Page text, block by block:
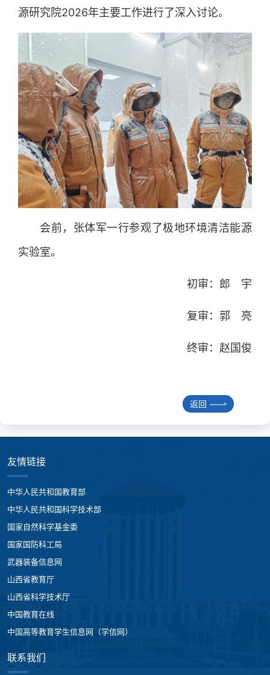
源研究院2026年主要工作进行了深入讨论。
会前，张体军一行参观了极地环境清洁能源
实验室。
初审：郎 宇
复审：郭 亮
终审：赵国俊
返回
友情链接
中华人民共和国教育部
中华人民共和国科学技术部
国家自然科学基金委
国家国防科工局
武器装备信息网
山西省教育厅
山西省科学技术厅
中国教育在线
中国高等教育学生信息网（学信网）
联系我们